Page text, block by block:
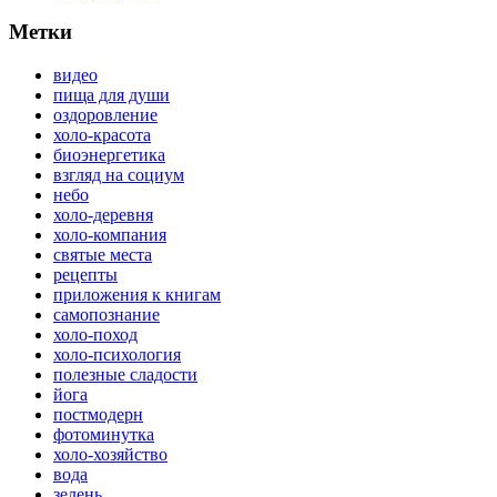
Метки
видео
пища для души
оздоровление
холо-красота
биоэнергетика
взгляд на социум
небо
холо-деревня
холо-компания
святые места
рецепты
приложения к книгам
самопознание
холо-поход
холо-психология
полезные сладости
йога
постмодерн
фотоминутка
холо-хозяйство
вода